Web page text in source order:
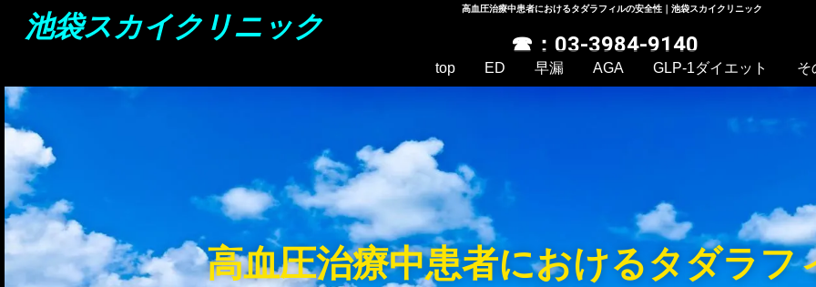
高血圧治療中患者におけるタダラフィルの安全性｜池袋スカイクリニック
池袋スカイクリニック
☎：03-3984-9140
top ED 早漏 AGA GLP-1ダイエット そ
高血圧治療中患者におけるタダラフ